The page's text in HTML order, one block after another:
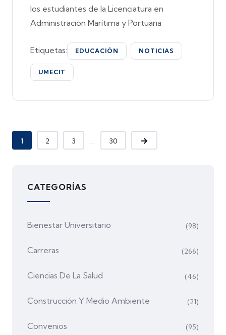
los estudiantes de la Licenciatura en
Administración Marítima y Portuaria
Etiquetas: EDUCACIÓN NOTICIAS
UMECIT
1 2 3 30
CATEGORÍAS
Bienestar Universitario (98)
Carreras (266)
Ciencias De La Salud (46)
Construcción Y Medio Ambiente (21)
Convenios (95)